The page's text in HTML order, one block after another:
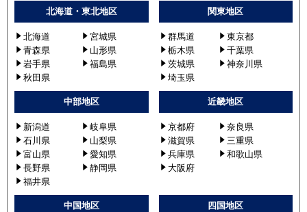
RPI-AP56GHC7
RPI-GP56RGHJ2
RPI-GP56RGH2
RPI-AP56GHJ7
RPI-AP56GH7
RPI-GP56RGHJC3
RPI-AP56GHJC8
RPI-AP56GHC8
RPI-GP56RGHJ3
RPI-GP56RGH3
北海道・東北地区
北海道
宮城県
青森県
山形県
岩手県
福島県
秋田県
関東地区
群馬道
東京都
栃木県
千葉県
茨城県
神奈川県
埼玉県
中部地区
新潟道
岐阜県
石川県
山梨県
富山県
愛知県
長野県
静岡県
福井県
近畿地区
京都府
奈良県
滋賀県
三重県
兵庫県
和歌山県
大阪府
中国地区 四国地区